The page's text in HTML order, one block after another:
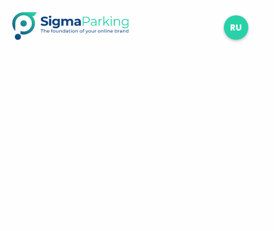
RU